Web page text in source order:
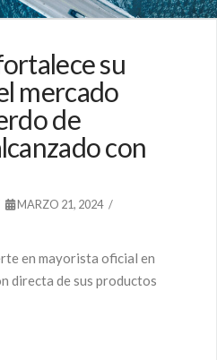
su
mercado
de
con
MARZO 21, 2024
en mayorista oficial en
directa de sus productos